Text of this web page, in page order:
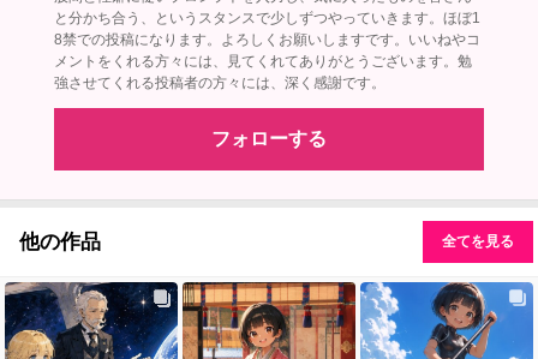
と分かち合う、というスタンスで少しずつやっていきます。ほぼ1
8禁での投稿になります。よろしくお願いしますです。いいねやコ
メントをくれる方々には、見てくれてありがとうございます。勉
強させてくれる投稿者の方々には、深く感謝です。
フォローする
他の作品 全てを見る